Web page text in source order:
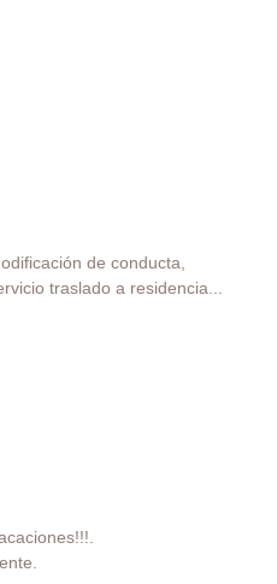
de conducta,
traslado a residencia...